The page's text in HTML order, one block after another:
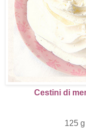
Cestini di
125